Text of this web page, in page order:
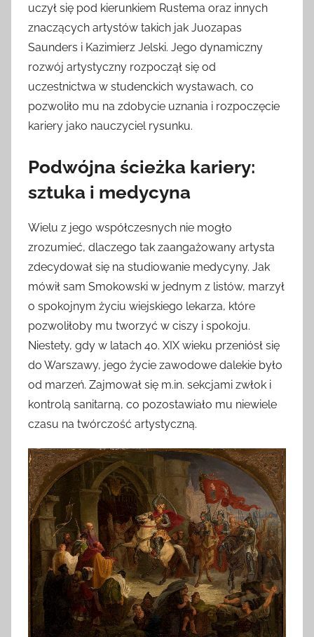
uczył się pod kierunkiem Rustema oraz innych
znaczących artystów takich jak Juozapas
Saunders i Kazimierz Jelski. Jego dynamiczny
rozwój artystyczny rozpoczął się od
uczestnictwa w studenckich wystawach, co
pozwoliło mu na zdobycie uznania i rozpoczęcie
kariery jako nauczyciel rysunku.
Podwójna ścieżka kariery:
sztuka i medycyna
Wielu z jego współczesnych nie mogło
zrozumieć, dlaczego tak zaangażowany artysta
zdecydował się na studiowanie medycyny. Jak
mówił sam Smokowski w jednym z listów, marzył
o spokojnym życiu wiejskiego lekarza, które
pozwoliłoby mu tworzyć w ciszy i spokoju.
Niestety, gdy w latach 40. XIX wieku przeniósł się
do Warszawy, jego życie zawodowe dalekie było
od marzeń. Zajmował się m.in. sekcjami zwłok i
kontrolą sanitarną, co pozostawiało mu niewiele
czasu na twórczość artystyczną.